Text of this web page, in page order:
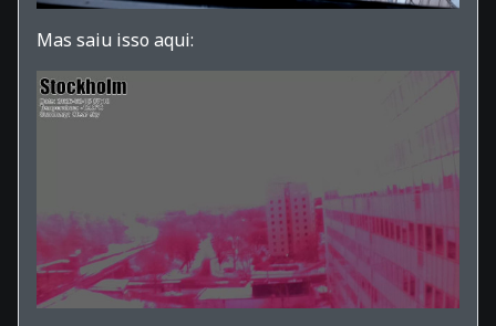
Mas saiu isso aqui: